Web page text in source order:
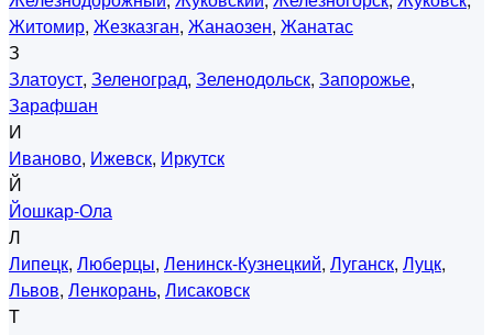
Житомир, Жезказган, Жанаозен, Жанатас
З
Златоуст, Зеленоград, Зеленодольск, Запорожье,
Зарафшан
И
Иваново, Ижевск, Иркутск
Й
Йошкар-Ола
Л
Липецк, Люберцы, Ленинск-Кузнецкий, Луганск, Луцк,
Львов, Ленкорань, Лисаковск
Т